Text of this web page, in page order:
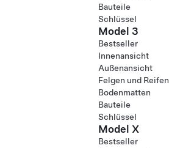
Bauteile
Schlüssel
Model 3
Bestseller
Innenansicht
Außenansicht
Felgen und Reifen
Bodenmatten
Bauteile
Schlüssel
Model X
Bestseller